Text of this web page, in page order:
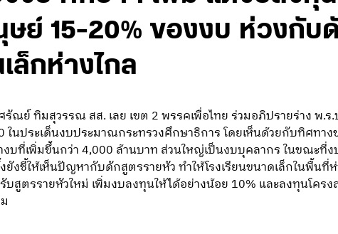
ย์ 15-20% ของงบ ห่วงกับ
ล็กห่างไกล
ณย์ ทิมสุวรรณ สส. เลย เขต 2 พรรคเพื่อไทย ร่วมอภิปรายร่าง พ.ร
นประเด็นงบประมาณกระทรวงศึกษาธิการ โดยเห็นด้วยกับทิศทา
บที่เพิ่มขึ้นกว่า 4,000 ล้านบาท ส่วนใหญ่เป็นงบบุคลากร ในขณะ
งชี้ให้เห็นปัญหากับดักสูตรรายหัว ทำให้โรงเรียนขนาดเล็กในพื้นที่
บสูตรรายหัวใหม่ เพิ่มงบลงทุนให้ได้อย่างน้อย 10% และลงทุนโคร